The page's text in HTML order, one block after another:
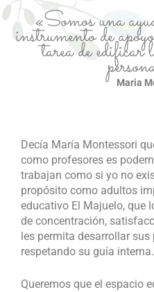
«Somos una
instrumento de
tarea de edificar
Maria
Decía María Montessori
como profesores es
trabajan como si yo no
propósito como adultos
educativo El Majuelo, que
de concentración,
les permita desarrollar
respetando su guía interna.
Queremos que el espacio